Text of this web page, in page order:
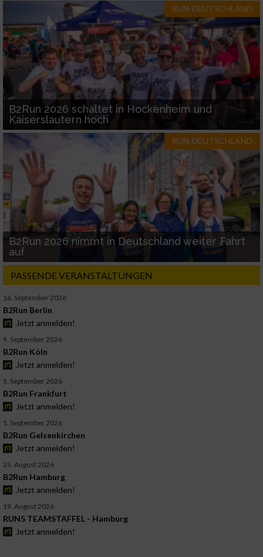
RUN-DEUTSCHLAND
B2Run 2026 schaltet in Hockenheim und
Kaiserslautern hoch
RUN-DEUTSCHLAND
B2Run 2026 nimmt in Deutschland weiter Fahrt
auf
PASSENDE VERANSTALTUNGEN
16. September 2026
B2Run Berlin
Jetzt anmelden!
9. September 2026
B2Run Köln
Jetzt anmelden!
3. September 2026
B2Run Frankfurt
Jetzt anmelden!
1. September 2026
B2Run Gelsenkirchen
Jetzt anmelden!
25. August 2026
B2Run Hamburg
Jetzt anmelden!
19. August 2026
RUN5 TEAMSTAFFEL - Hamburg
Jetzt anmelden!